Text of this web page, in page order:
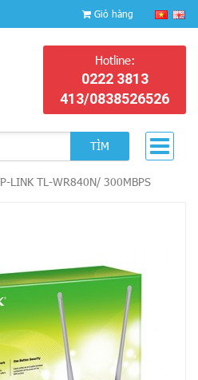
Giỏ hàng
Hotline:
0222 3813
413/0838526526
TÌM
LINK TL-WR840N/ 300MBPS